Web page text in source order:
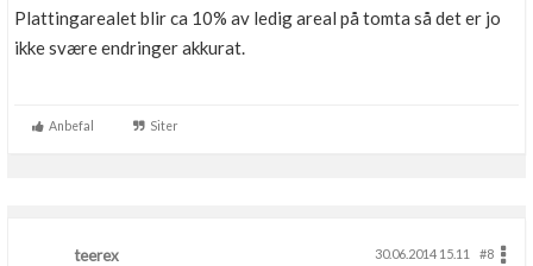
Plattingarealet blir ca 10% av ledig areal på tomta så det er jo
ikke svære endringer akkurat.
Anbefal Siter
teerex 30.06.2014 15.11
#8